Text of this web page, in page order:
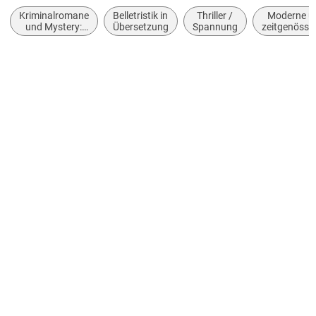
Jonah Colley, 1
Autor/Autorin
Kriminalromane
und Mystery:
Polizeiarbeit &
Belletristik in
Übersetzung
Thriller /
Spannung
Moderne